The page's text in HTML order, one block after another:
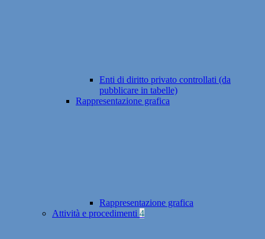
Enti di diritto privato controllati (da
pubblicare in tabelle)
Rappresentazione grafica
Rappresentazione grafica
Attività e procedimenti 4